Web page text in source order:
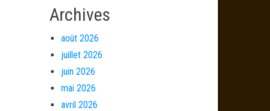
Archives
août 2026
juillet 2026
juin 2026
mai 2026
avril 2026